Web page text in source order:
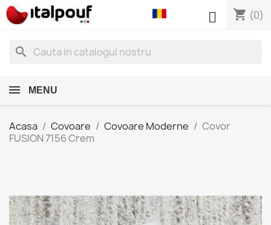
shopping_cart (0)

search
MENU
Acasa Covoare Covoare Moderne
Covor
FUSION 7156 Crem